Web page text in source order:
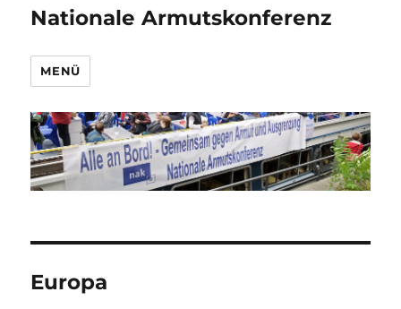
Nationale Armutskonferenz
MENÜ
Europa